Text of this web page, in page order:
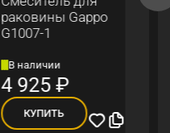
раковины Gappo
G1007-1
В наличии
4 925₽
КУПИТЬ